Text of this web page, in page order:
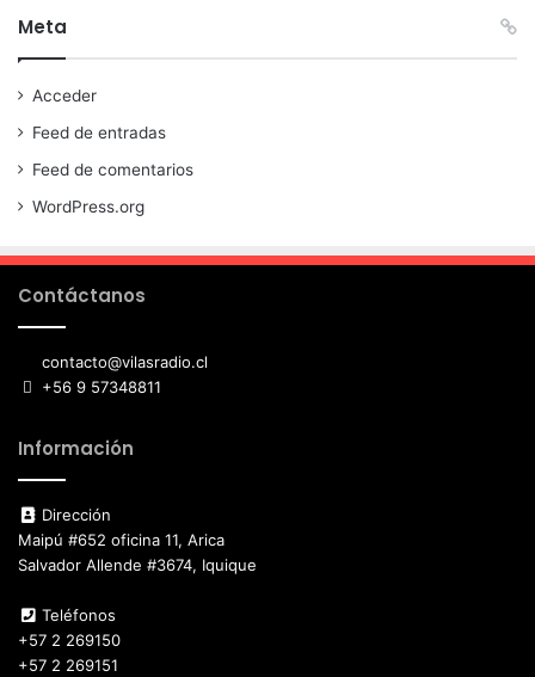
Meta
Acceder
Feed de entradas
Feed de comentarios
WordPress.org
Contáctanos
contacto@vilasradio.cl
+56 9 57348811
Información
Dirección
Maipú #652 oficina 11, Arica
Salvador Allende #3674, Iquique
Teléfonos
+57 2 269150
+57 2 269151